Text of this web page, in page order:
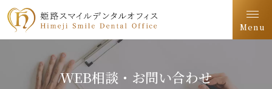
Menu
WEB相談・お問い合わせ